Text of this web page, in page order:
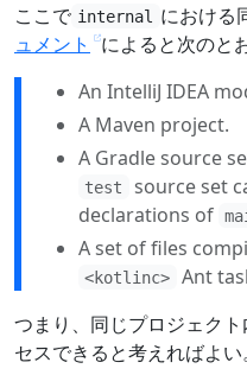
ここで internal における
ュメント
によると次のと
An IntelliJ IDEA
A Maven project.
A Gradle source
test
source set
declarations of
A set of files
<kotlinc>
Ant
つまり、同じプロジェクト
セスできると考えればよい。